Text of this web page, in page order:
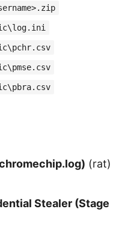
(rat)
Stealer (Stage